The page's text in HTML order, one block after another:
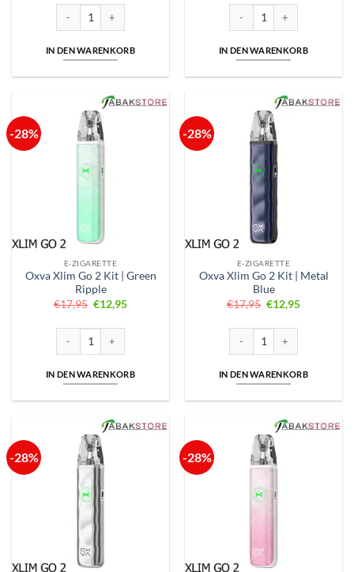
Oxva Xlim Go 2 Kit | Brown Shadow Menge
IN DEN WARENKORB
Oxva Xlim Go 2 Kit | Fading
IN DEN WARENKORB
-28%
E-ZIGARETTE
Oxva Xlim Go 2 Kit | Green
Ripple
€17,95 Ursprünglicher
Preis
€12,95Aktueller
Oxva Xlim Go 2 Kit | Green Ripple Menge
IN DEN WARENKORB
-28%
E-ZIGARETTE
Oxva Xlim Go 2 Kit | Metal
Blue
€17,95 Ursprünglicher
Preis
€12,95Aktueller
Oxva Xlim Go 2 Kit | Metal
IN DEN WARENKORB
-28% -28%